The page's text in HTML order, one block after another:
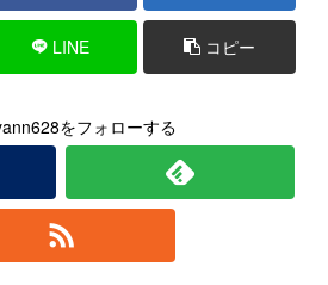
LINE コピー
をフォローする